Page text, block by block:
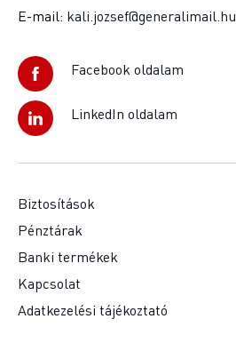
E-mail: kali.jozsef@generalimail.hu
Facebook oldalam
LinkedIn oldalam
Biztosítások
Pénztárak
Banki termékek
Kapcsolat
Adatkezelési tájékoztató